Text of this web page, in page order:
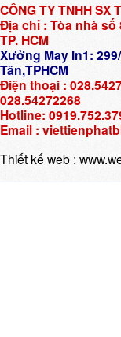
CÔNG TY TNHH SX
Địa chỉ : Tòa nhà số
TP. HCM
Xưởng May In1:
Tân,TPHCM
Điện thoại :
028.54272268
Hotline:
Email :
Thiết kế web :